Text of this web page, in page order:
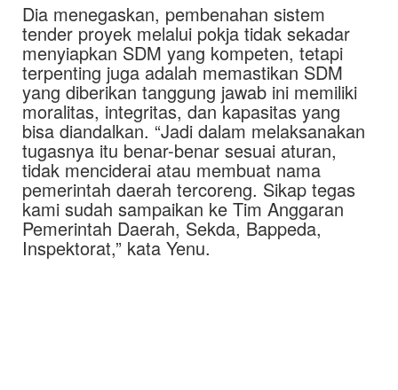
Dia menegaskan, pembenahan sistem
tender proyek melalui pokja tidak sekadar
menyiapkan SDM yang kompeten, tetapi
terpenting juga adalah memastikan SDM
yang diberikan tanggung jawab ini memiliki
moralitas, integritas, dan kapasitas yang
bisa diandalkan. “Jadi dalam melaksanakan
tugasnya itu benar-benar sesuai aturan,
tidak menciderai atau membuat nama
pemerintah daerah tercoreng. Sikap tegas
kami sudah sampaikan ke Tim Anggaran
Pemerintah Daerah, Sekda, Bappeda,
Inspektorat,” kata Yenu.